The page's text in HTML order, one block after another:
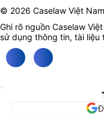
© 2026 Caselaw Việt
Ghi rõ nguồn Caselaw
sử dụng thông tin, tài liệu